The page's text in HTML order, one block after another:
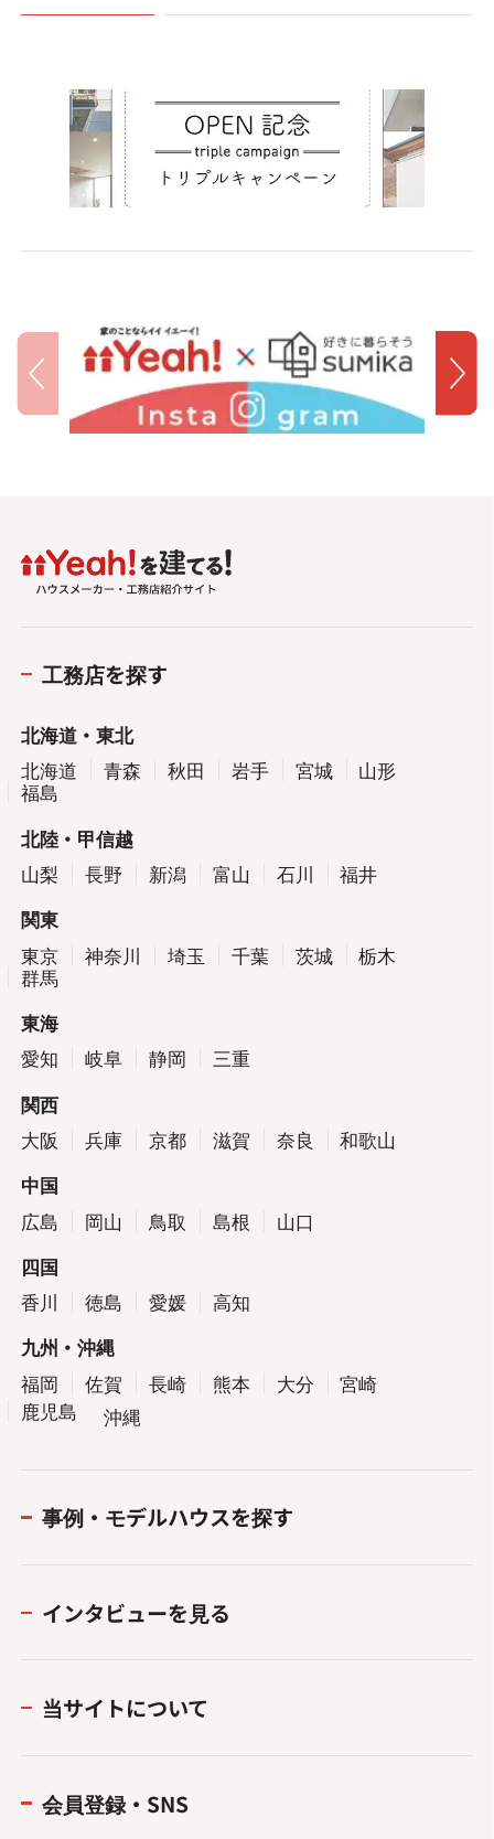
工務店を探す
北海道・東北
北海道
青森 秋田 岩手 宮城
山形
福島
北陸・甲信越
山梨
長野 新潟 富山 石川
福井
関東
東京
神奈川 埼玉 千葉 茨城
栃木
群馬
東海
愛知
岐阜 静岡
三重
関西
大阪
兵庫 京都 滋賀 奈良
和歌山
中国
広島
岡山 鳥取 島根
山口
四国
香川
徳島 愛媛
高知
九州・沖縄
福岡
佐賀 長崎 熊本 大分
宮崎
鹿児島
沖縄
事例・モデルハウスを探す
インタビューを見る
当サイトについて
会員登録・SNS